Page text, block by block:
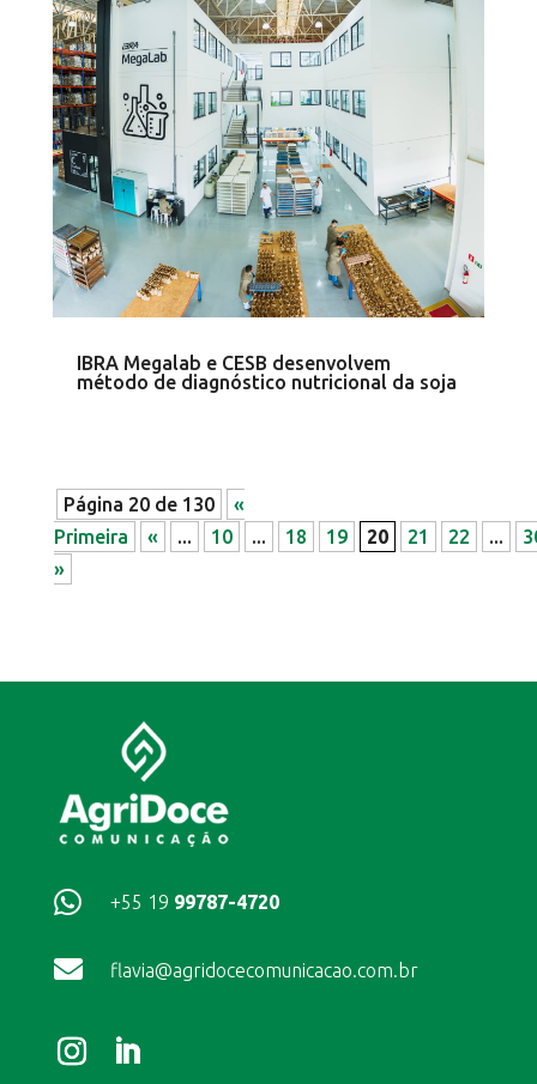
IBRA Megalab e CESB desenvolvem
método de diagnóstico nutricional da soja
Página 20 de 130
«
Primeira
« ... 10 ... 18 19 20 21 22 ...
»
 +55 19 99787-4720
 flavia@agridocecomunicacao.com.br